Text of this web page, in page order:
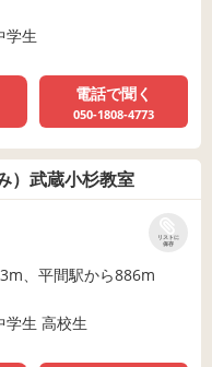
学生
電話で聞く
050-1808-4773
）武蔵小杉教室
リストに
保存
、平間駅から886m
学生 高校生